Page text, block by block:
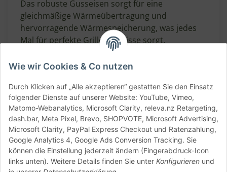
Wie wir Cookies & Co nutzen
Durch Klicken auf „Alle akzeptieren“ gestatten Sie den Einsatz
folgender Dienste auf unserer Website: YouTube, Vimeo,
Matomo-Webanalytics, Microsoft Clarity, releva.nz Retargeting,
dash.bar, Meta Pixel, Brevo, SHOPVOTE, Microsoft Advertising,
Microsoft Clarity, PayPal Express Checkout und Ratenzahlung,
Google Analytics 4, Google Ads Conversion Tracking. Sie
können die Einstellung jederzeit ändern (Fingerabdruck-Icon
links unten). Weitere Details finden Sie unter Konfigurieren und
Das robuste Gusseisen sorgt für eine
gleichmäßige Wärmeübertragung und
hervorragende Wärmespeicherung, was jedes
Mal für perfekte Grillergebnisse sorgt.
Feature
Details
Maße (L x B)
315 x 365 mm
SpülmaschinengeeignetNein
Angaben zur
Produktsicherheit
Herstellerinformationen: